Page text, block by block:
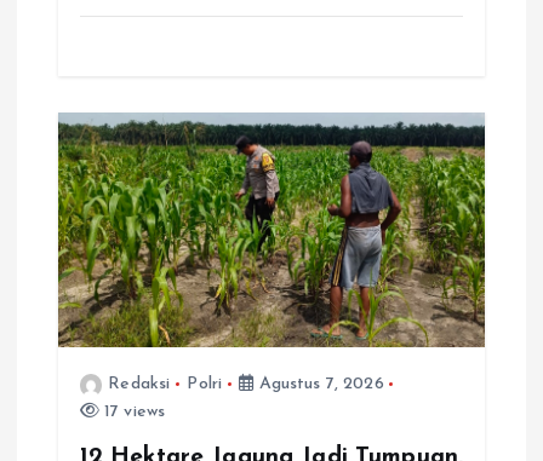
Redaksi Polri
Agustus 7, 2026
17 views